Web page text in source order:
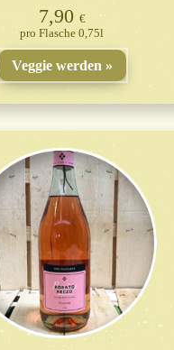
7,90€
Flasche 0,75l
Veggie werden